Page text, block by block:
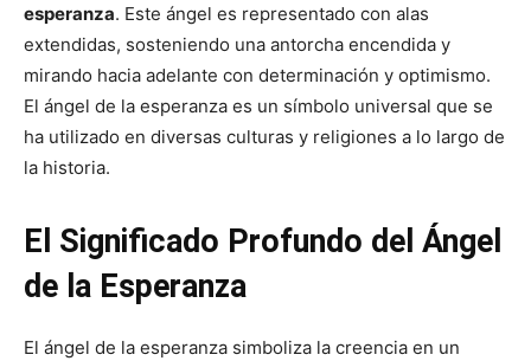
esperanza. Este ángel es representado con alas
extendidas, sosteniendo una antorcha encendida y
mirando hacia adelante con determinación y optimismo.
El ángel de la esperanza es un símbolo universal que se
ha utilizado en diversas culturas y religiones a lo largo de
la historia.
El Significado Profundo del Ángel
de la Esperanza
El ángel de la esperanza simboliza la creencia en un